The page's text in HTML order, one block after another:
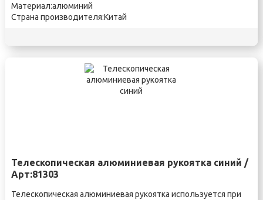
Материал:алюминий
Страна производителя:Китай
Телескопическая алюминиевая рукоятка синий /
Арт:81303
Телескопическая алюминиевая рукоятка используется при